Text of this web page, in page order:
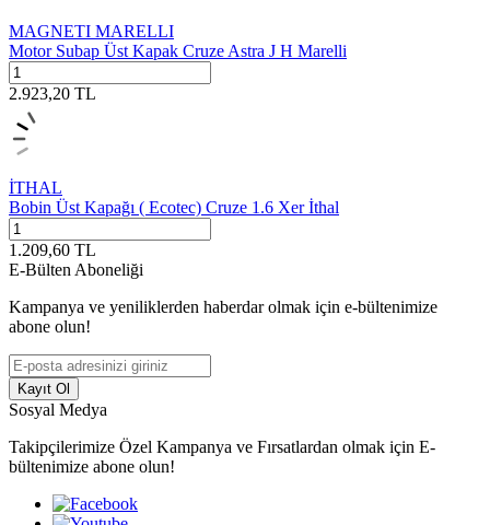
MAGNETI MARELLI
Motor Subap Üst Kapak Cruze Astra J H Marelli
2.923,20 TL
İTHAL
Bobin Üst Kapağı ( Ecotec) Cruze 1.6 Xer İthal
1.209,60 TL
E-Bülten Aboneliği
Kampanya ve yeniliklerden haberdar olmak için e-bültenimize
abone olun!
Kayıt Ol
Sosyal Medya
Takipçilerimize Özel Kampanya ve Fırsatlardan olmak için E-
bültenimize abone olun!